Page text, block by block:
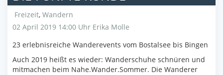
Freizeit, Wandern
02 April 2019 14:00 Uhr Erika Molle
23 erlebnisreiche Wanderevents vom Bostalsee bis Bingen
Auch 2019 heißt es wieder: Wanderschuhe schnüren und
mitmachen beim Nahe.Wander.Sommer. Die Wanderer